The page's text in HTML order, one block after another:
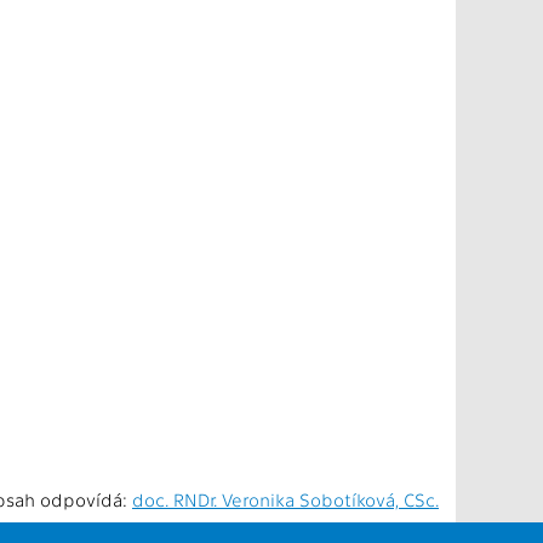
odpovídá: doc. RNDr. Veronika Sobotíková, CSc.